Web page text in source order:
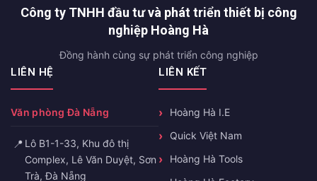
Công ty TNHH đầu tư và phát triển thiết bị công
nghiệp Hoàng Hà
Đồng hành cùng sự phát triển công nghiệp
LIÊN HỆ
Văn phòng Đà Nẵng
📍 Lô B1-1-33, Khu đô thị
Complex, Lê Văn Duyệt, Sơn
Trà, Đà Nẵng
LIÊN KẾT
Hoàng Hà I.E
Quick Việt Nam
Hoàng Hà Tools